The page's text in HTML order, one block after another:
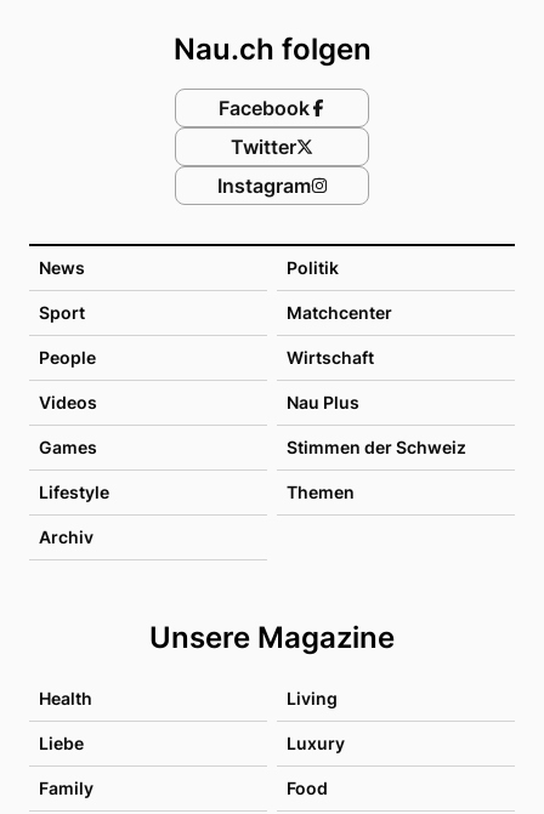
News Politik
Sport Matchcenter
People Wirtschaft
Videos Nau Plus
Games Stimmen der Schweiz
Lifestyle Themen
Archiv
Unsere Magazine
Health Living
Liebe Luxury
Family Food
Nau.ch folgen
Facebook
Twitter
Instagram